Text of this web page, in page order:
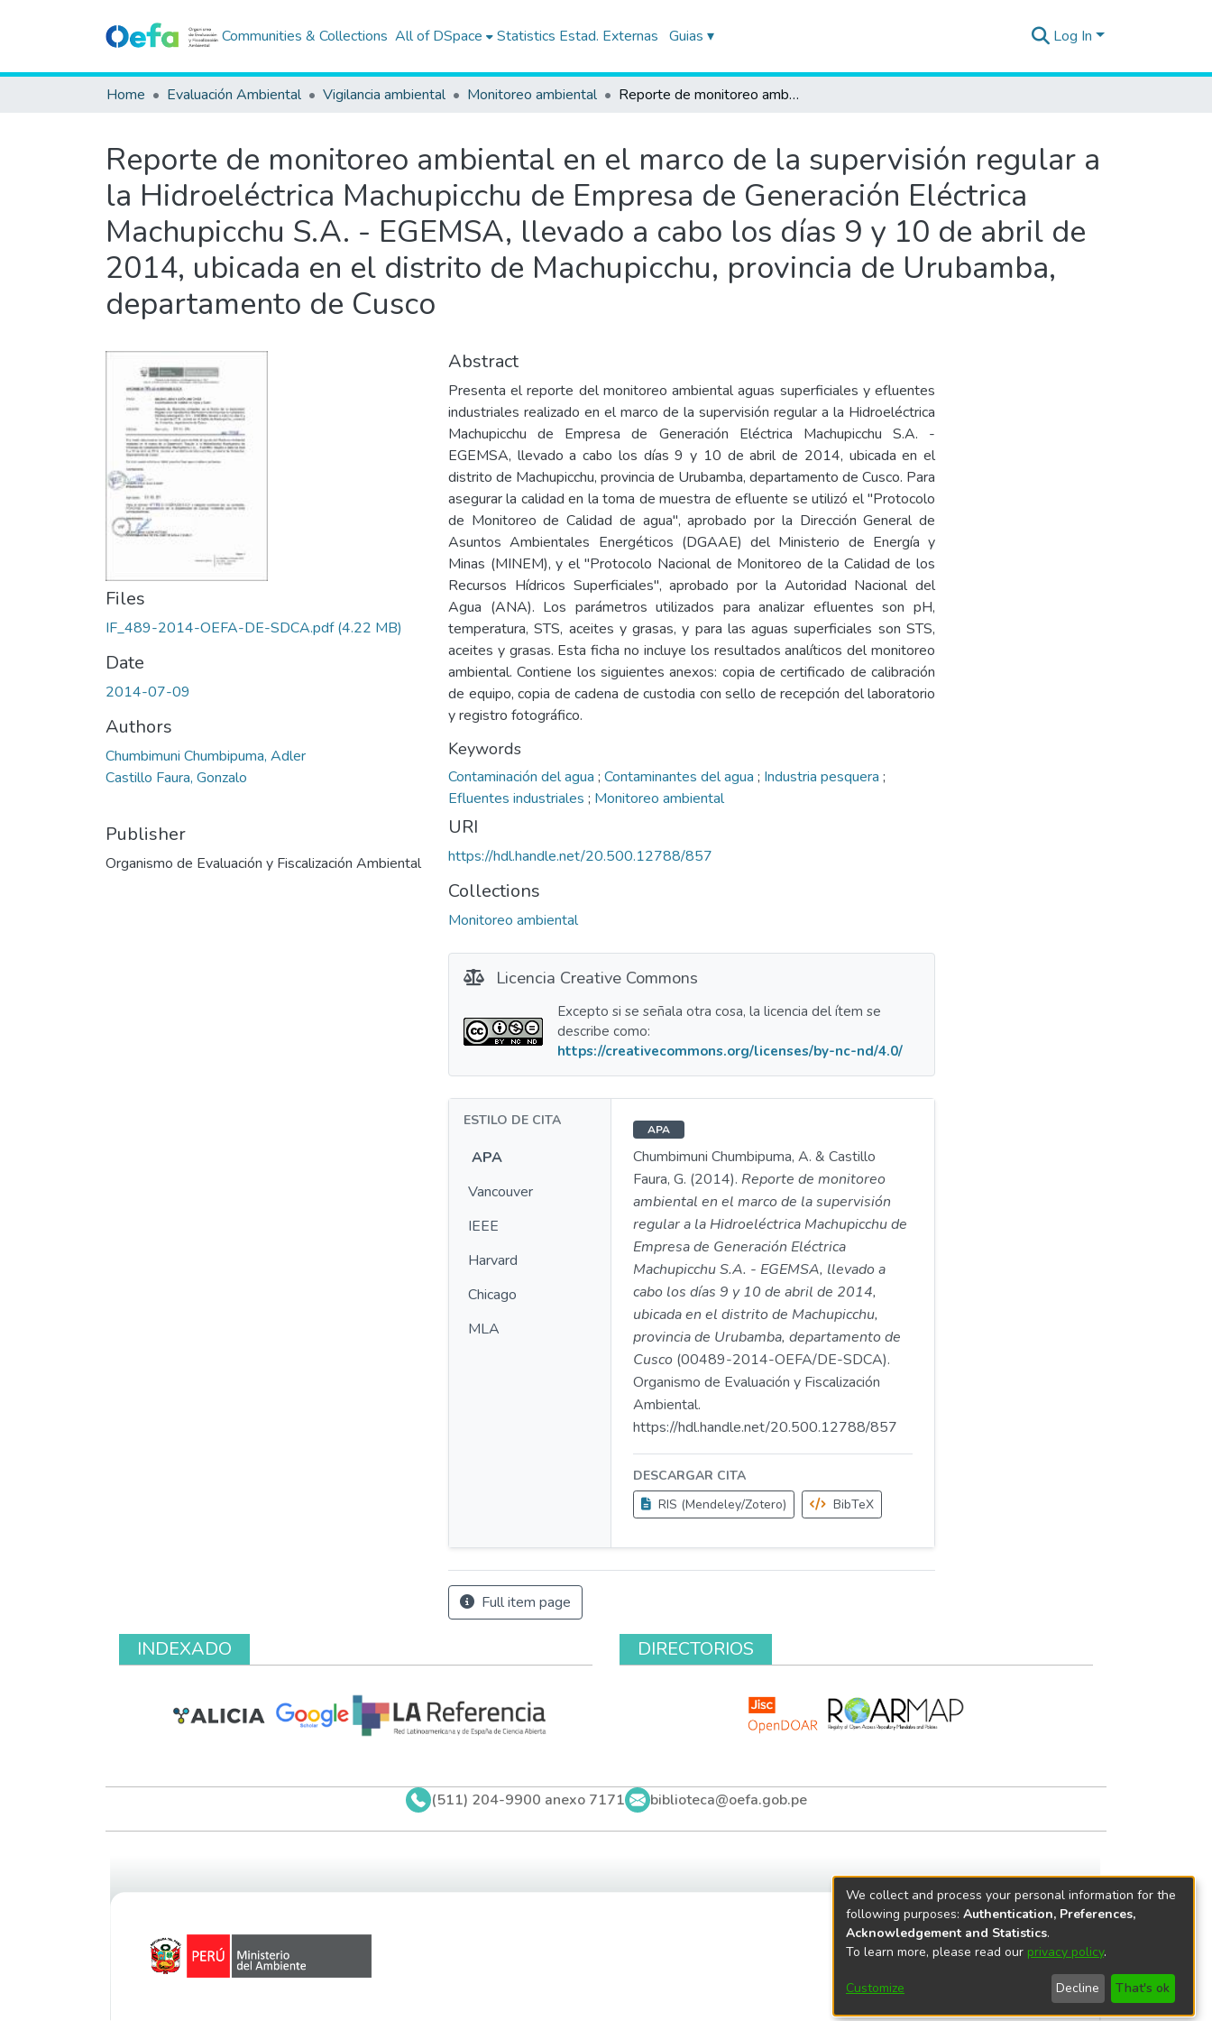
Communities & Collections All of DSpace Statistics Estad. Externas Guias ▾ Log In
Home Evaluación Ambiental Vigilancia ambiental Monitoreo ambiental Reporte de monitoreo ambiental en el marco de la supervisión regular a la Hidroeléctrica Machupicchu de Empresa de Generación Eléctrica Machupicchu S.A. - EGEMSA, llevado a cabo los días 9 y 10 de abril de 2014, ubicada en el distrito de Machupicchu, provincia de Urubamba, departamento de Cusco
Reporte de monitoreo ambiental en el marco de la supervisión regular a
la Hidroeléctrica Machupicchu de Empresa de Generación Eléctrica
Machupicchu S.A. - EGEMSA, llevado a cabo los días 9 y 10 de abril de
2014, ubicada en el distrito de Machupicchu, provincia de Urubamba,
departamento de Cusco
Files
IF_489-2014-OEFA-DE-SDCA.pdf(4.22 MB)
Date
2014-07-09
Authors
Chumbimuni Chumbipuma, Adler
Castillo Faura, Gonzalo
Publisher
Organismo de Evaluación y Fiscalización Ambiental
Abstract
Presenta el reporte del monitoreo ambiental aguas superficiales y efluentes
industriales realizado en el marco de la supervisión regular a la Hidroeléctrica
Machupicchu de Empresa de Generación Eléctrica Machupicchu S.A. -
EGEMSA, llevado a cabo los días 9 y 10 de abril de 2014, ubicada en el
distrito de Machupicchu, provincia de Urubamba, departamento de Cusco. Para
asegurar la calidad en la toma de muestra de efluente se utilizó el "Protocolo
de Monitoreo de Calidad de agua", aprobado por la Dirección General de
Asuntos Ambientales Energéticos (DGAAE) del Ministerio de Energía y
Minas (MINEM), y el "Protocolo Nacional de Monitoreo de la Calidad de los
Recursos Hídricos Superficiales", aprobado por la Autoridad Nacional del
Agua (ANA). Los parámetros utilizados para analizar efluentes son pH,
temperatura, STS, aceites y grasas, y para las aguas superficiales son STS,
aceites y grasas. Esta ficha no incluye los resultados analíticos del monitoreo
ambiental. Contiene los siguientes anexos: copia de certificado de calibración
de equipo, copia de cadena de custodia con sello de recepción del laboratorio
y registro fotográfico.
Keywords
Contaminación del agua ; Contaminantes del agua ; Industria pesquera ;
Efluentes industriales ; Monitoreo ambiental
URI
https://hdl.handle.net/20.500.12788/857
Collections
Monitoreo ambiental
Licencia Creative Commons
Excepto si se señala otra cosa, la licencia del ítem se
describe como:
https://creativecommons.org/licenses/by-nc-nd/4.0/
ESTILO DE CITA
APA
Vancouver
IEEE
Harvard
Chicago
MLA
APA
Chumbimuni Chumbipuma, A. & Castillo
Faura, G. (2014). Reporte de monitoreo
ambiental en el marco de la supervisión
regular a la Hidroeléctrica Machupicchu de
Empresa de Generación Eléctrica
Machupicchu S.A. - EGEMSA, llevado a
cabo los días 9 y 10 de abril de 2014,
ubicada en el distrito de Machupicchu,
provincia de Urubamba, departamento de
Cusco (00489-2014-OEFA/DE-SDCA).
Organismo de Evaluación y Fiscalización
Ambiental.
https://hdl.handle.net/20.500.12788/857
DESCARGAR CITA
RIS (Mendeley/Zotero)
BibTeX
Full item page
INDEXADO DIRECTORIOS
(511) 204-9900 anexo 7171 biblioteca@oefa.gob.pe
We collect and process your personal information for the
following purposes: Authentication, Preferences,
Acknowledgement and Statistics.
To learn more, please read our privacy policy.
Customize Decline That's ok